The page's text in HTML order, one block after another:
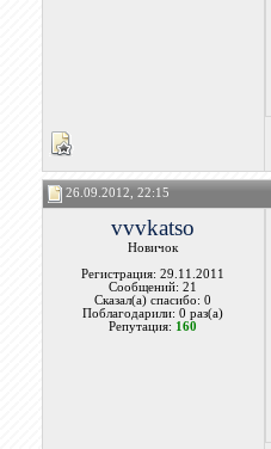
26.09.2012, 22:15
vvvkatso
Новичок
Регистрация: 29.11.2011
Сообщений: 21
Сказал(а) спасибо: 0
Поблагодарили: 0 раз(а)
Репутация: 160